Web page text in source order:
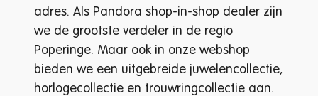
adres. Als Pandora shop-in-shop dealer zijn
we de grootste verdeler in de regio
Poperinge. Maar ook in onze webshop
bieden we een uitgebreide juwelencollectie,
horlogecollectie en trouwringcollectie aan.